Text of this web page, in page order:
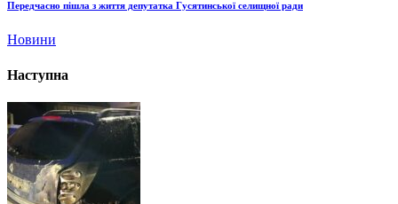
Передчасно пішла з життя депутатка Гусятинської селищної ради
Новини
Наступна